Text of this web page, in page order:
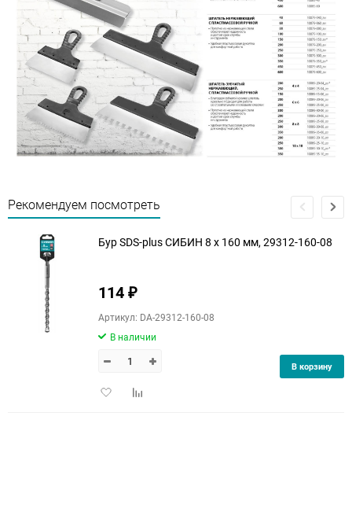
Рекомендуем посмотреть
Бур SDS-plus СИБИН 8 х 160 мм, 29312-160-08
114 ₽
Артикул: DA-29312-160-08
В наличии
ДобавитьДобавить
В корзину